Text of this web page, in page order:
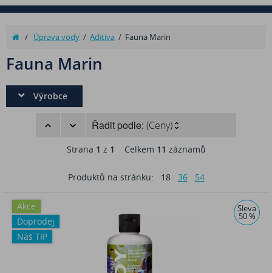
/ Úprava vody / Aditiva / Fauna Marin
Fauna Marin
Výrobce
Řadit podle: (Ceny)
Strana 1 z 1 Celkem 11 záznamů
Produktů na stránku: 18 36 54
Akce
Doprodej
Náš TIP
Sleva
50 %